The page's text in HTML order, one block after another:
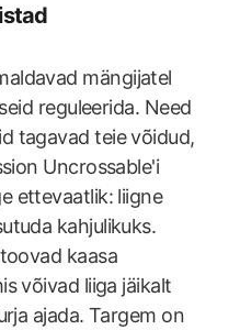
mängijatel
reguleerida. Need
tagavad teie võidud,
Uncrossable'i
ettevaatlik: liigne
kahjulikuks.
kaasa
võivad liiga jäikalt
ajada. Targem on